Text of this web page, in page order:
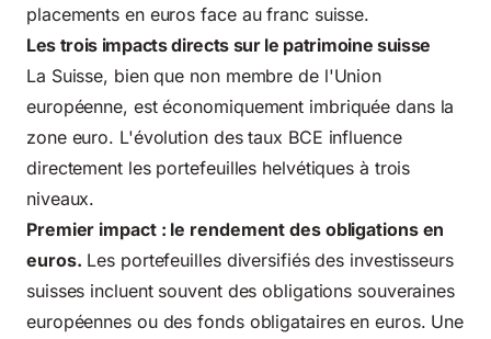
placements en euros face au franc suisse.
Les trois impacts directs sur le patrimoine suisse
La Suisse, bien que non membre de l'Union
européenne, est économiquement imbriquée dans la
zone euro. L'évolution des taux BCE influence
directement les portefeuilles helvétiques à trois
niveaux.
Premier impact : le rendement des obligations en
euros. Les portefeuilles diversifiés des investisseurs
suisses incluent souvent des obligations souveraines
européennes ou des fonds obligataires en euros. Une